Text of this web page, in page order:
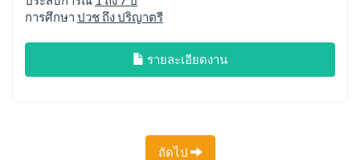
การศึกษา ปวช ถึง ปริญาตรี
รายละเอียดงาน
ถัดไป